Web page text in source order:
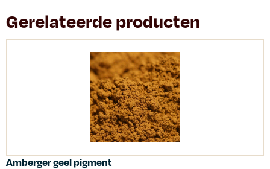
Gerelateerde producten
Amberger geel pigment